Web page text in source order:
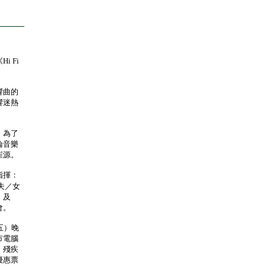
Hi Fi
曲的
迷熱
了
音樂
。
：
／女
及
）晚
電腦
殘疾
惠票